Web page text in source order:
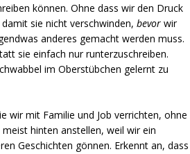
können. Ohne dass wir den Druck
sie nicht verschwinden, bevor wir
anderes gemacht werden muss.
sie einfach nur runterzuschreiben.
im Oberstübchen gelernt zu
wir mit Familie und Job verrichten, ohne
hinten anstellen, weil wir ein
Geschichten gönnen. Erkennt an, dass